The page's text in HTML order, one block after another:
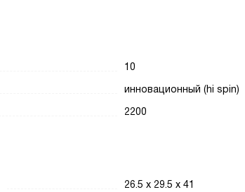
10
инновационный (hi spin)
2200
26.5 х 29.5 х 41